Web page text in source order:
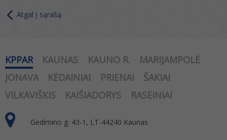
Atgal į sąrašą
KPPAR KAUNAS KAUNO R.
MARIJAMPOLĖ
JONAVA
KĖDAINIAI PRIENAI
ŠAKIAI
VILKAVIŠKIS
KAIŠIADORYS RASEINIAI
Gedimino g. 43-1, LT-44240 Kaunas